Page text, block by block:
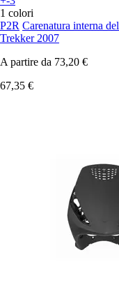
1 colori
P2R Carenatura interna
Trekker 2007
A partire da 73,20 €
67,35 €